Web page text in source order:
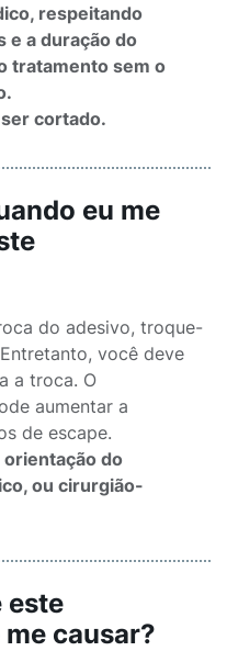
respeitando
e a duração do
tratamento sem o
cortado.
eu me
do adesivo, troque-
você deve
a troca. O
aumentar a
de escape.
orientação do
ou cirurgião-
este
causar?